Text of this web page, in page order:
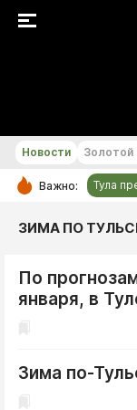
РУБРИКИ
Культура
Тульский
Новости Золотой
Важно: Тула
ЗИМА ПО
По
января, в
Зима по-